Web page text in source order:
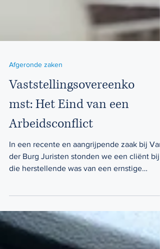
Afgeronde zaken
Vaststellingsovereenko
mst: Het Eind van een
Arbeidsconflict
In een recente en aangrijpende zaak bij Van
der Burg Juristen stonden we een cliënt bij
ziekte....